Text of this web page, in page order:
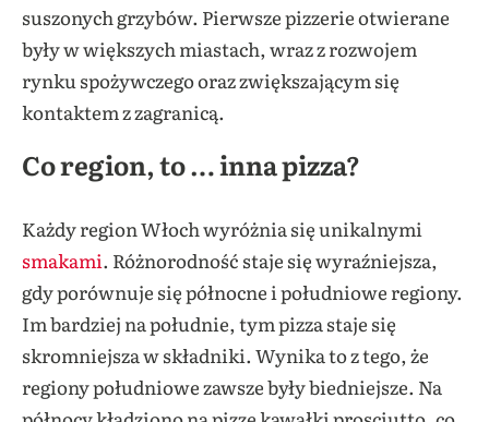
suszonych grzybów. Pierwsze pizzerie otwierane
były w większych miastach, wraz z rozwojem
rynku spożywczego oraz zwiększającym się
kontaktem z zagranicą.
Co region, to … inna pizza?
Każdy region Włoch wyróżnia się unikalnymi
smakami. Różnorodność staje się wyraźniejsza,
gdy porównuje się północne i południowe regiony.
Im bardziej na południe, tym pizza staje się
skromniejsza w składniki. Wynika to z tego, że
regiony południowe zawsze były biedniejsze. Na